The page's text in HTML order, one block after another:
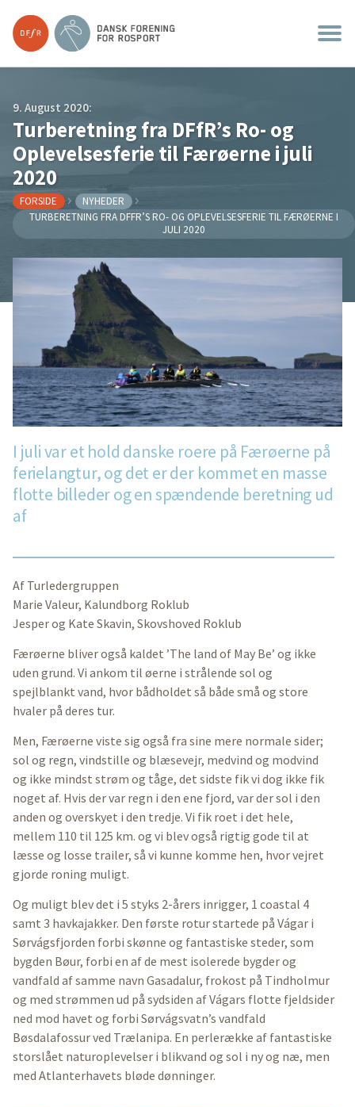
9. August 2020:
Turberetning fra DFfR’s Ro- og
Oplevelsesferie til Færøerne i juli
2020
FORSIDE
NYHEDER
TURBERETNING FRA DFFR’S RO- OG OPLEVELSESFERIE TIL FÆRØERNE I
JULI 2020
I juli var et hold danske roere på Færøerne på
ferielangtur, og det er der kommet en masse
flotte billeder og en spændende beretning ud
af
Af Turledergruppen
Marie Valeur, Kalundborg Roklub
Jesper og Kate Skavin, Skovshoved Roklub
Færøerne bliver også kaldet ’The land of May Be’ og ikke
uden grund. Vi ankom til øerne i strålende sol og
spejlblankt vand, hvor bådholdet så både små og store
hvaler på deres tur.
Men, Færøerne viste sig også fra sine mere normale sider;
sol og regn, vindstille og blæsevejr, medvind og modvind
og ikke mindst strøm og tåge, det sidste fik vi dog ikke fik
noget af. Hvis der var regn i den ene fjord, var der sol i den
anden og overskyet i den tredje. Vi fik roet i det hele,
mellem 110 til 125 km. og vi blev også rigtig gode til at
læsse og losse trailer, så vi kunne komme hen, hvor vejret
gjorde roning muligt.
Og muligt blev det i 5 styks 2-årers inrigger, 1 coastal 4
samt 3 havkajakker. Den første rotur startede på Vágar i
Sørvágsfjorden forbi skønne og fantastiske steder, som
bygden Bøur, forbi en af de mest isolerede bygder og
vandfald af samme navn Gasadalur, frokost på Tindholmur
og med strømmen ud på sydsiden af Vágars flotte fjeldsider
ned mod havet og forbi Sørvágsvatn’s vandfald
Bøsdalafossur ved Trælanipa. En perlerække af fantastiske
storslået naturoplevelser i blikvand og sol i ny og næ, men
med Atlanterhavets bløde dønninger.